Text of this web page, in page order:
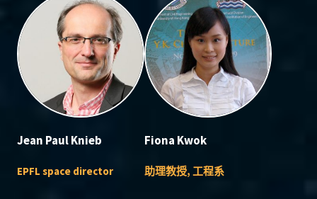
Jean Paul Knieb
EPFL space director
Fiona Kwok
助理教授, 工程系